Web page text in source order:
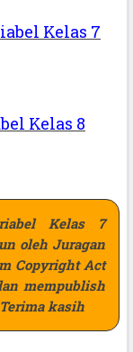
Kelas 7
Kelas 8
Kelas 7
oleh Juragan
Copyright Act
mempublish
kasih